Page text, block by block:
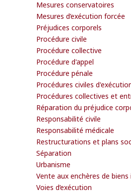
Mesures conservatoires
Mesures d’exécution forcée
Préjudices corporels
Procédure civile
Procédure collective
Procédure d'appel
Procédure pénale
Procédures civiles
Procédures collectives et
Réparation du préjudice
Responsabilité civile
Responsabilité médicale
Restructurations et plans
Séparation
Urbanisme
Vente aux enchères de
Voies d’exécution